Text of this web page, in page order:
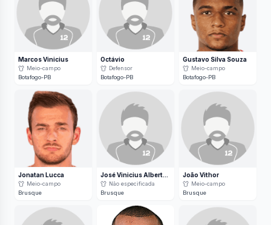
Marcos Vinicius
Meio-campo
Botafogo-PB
Octávio
Defensor
Botafogo-PB
Gustavo Silva Souza
Meio-campo
Botafogo-PB
Jonatan Lucca
Meio-campo
Brusque
José Vinicius Alberton
Não especificada
Brusque
João Vithor
Meio-campo
Brusque